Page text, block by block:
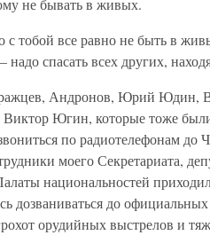
не бывать в живых.
тобой все равно не быть в
спасать всех других,
Андронов, Юрий Юдин,
Югин, которые тоже
по радиотелефонам
моего Секретариата,
национальностей
дозваниваться до
орудийных выстрелов и